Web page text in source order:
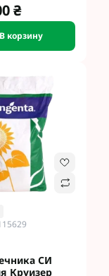
₴
В корзину
СИ
Круизер